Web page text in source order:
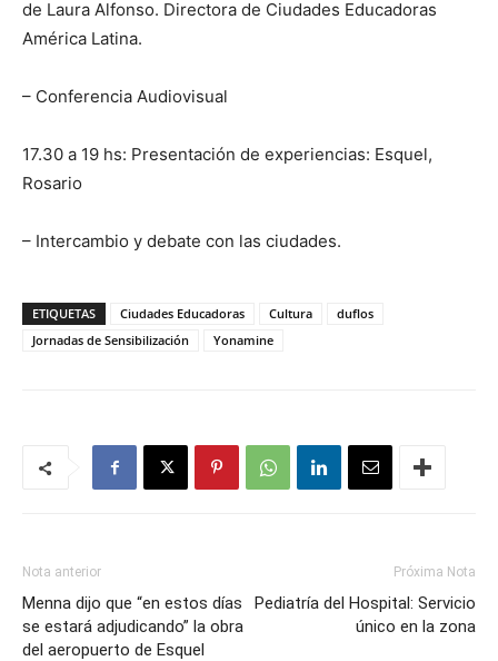
de Laura Alfonso. Directora de Ciudades Educadoras
América Latina.
– Conferencia Audiovisual
17.30 a 19 hs: Presentación de experiencias: Esquel,
Rosario
– Intercambio y debate con las ciudades.
ETIQUETAS Ciudades Educadoras Cultura
duflos
Jornadas de Sensibilización
Yonamine
Nota anterior
Menna dijo que “en estos días
se estará adjudicando” la obra
del aeropuerto de Esquel
Próxima Nota
Pediatría del Hospital: Servicio
único en la zona